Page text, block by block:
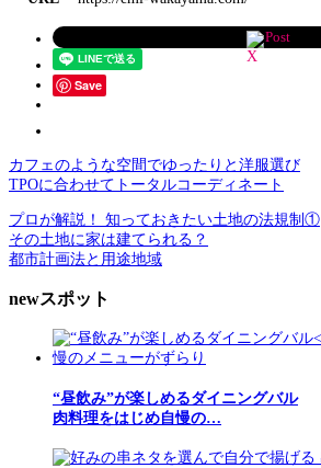
Post
Save
カフェのような空間でゆったりと洋服選び
TPOに合わせてトータルコーディネート
プロが解説！ 知っておきたい土地の法規制①
その土地に家は建てられる？
都市計画法と用途地域
newスポット
“昼飲み”が楽しめるダイニングバル
肉料理をはじめ自慢の…